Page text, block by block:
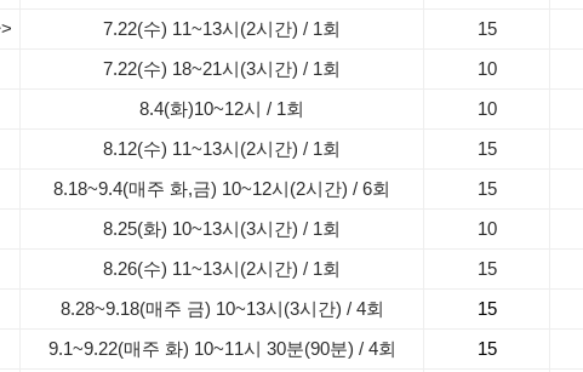
7.22(수) 11~13시(2시간) / 1회 15
7.22(수) 18~21시(3시간) / 1회 10
8.4(화)10~12시 / 1회 10
8.12(수) 11~13시(2시간) / 1회 15
8.18~9.4(매주 화,금) 10~12시(2시간) / 6회 15
8.25(화) 10~13시(3시간) / 1회 10
8.26(수) 11~13시(2시간) / 1회 15
8.28~9.18(매주 금) 10~13시(3시간) / 4회 15
9.1~9.22(매주 화) 10~11시 30분(90분) / 4회 15